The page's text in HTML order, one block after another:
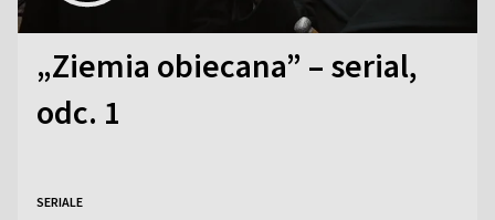
„Ziemia obiecana” – serial,
odc. 1
SERIALE